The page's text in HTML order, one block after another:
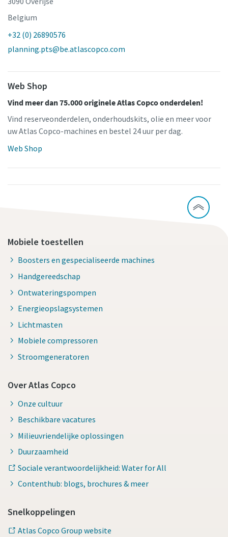
Belgium
+32 (0) 26890576
planning.pts@be.atlascopco.com
Web Shop
Vind meer dan 75.000 originele Atlas Copco onderdelen!
Vind reserveonderdelen, onderhoudskits, olie en meer voor
uw Atlas Copco-machines en bestel 24 uur per dag.
Web Shop
Mobiele toestellen
Boosters en gespecialiseerde machines
Handgereedschap
Ontwateringspompen
Energieopslagsystemen
Lichtmasten
Mobiele compressoren
Stroomgeneratoren
Over Atlas Copco
Onze cultuur
Beschikbare vacatures
Milieuvriendelijke oplossingen
Duurzaamheid
Sociale verantwoordelijkheid: Water for All
Contenthub: blogs, brochures & meer
Snelkoppelingen
Atlas Copco Group website